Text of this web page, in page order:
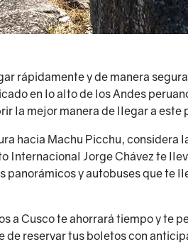
rápidamente y de manera
en lo alto de los Andes
la mejor manera de llegar a
hacia Machu Picchu, considera
Internacional Jorge Chávez te
y autobuses que te
a Cusco te ahorrará tiempo y te
reservar tus boletos con